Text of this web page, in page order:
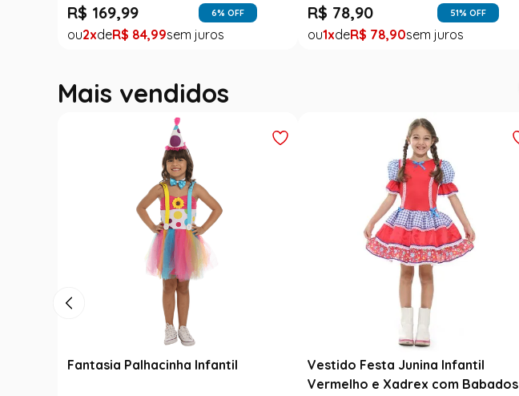
R$ 169,99 6% OFF
2 R$ 84,99
R$ 78,90 51% OFF
1 R$ 78,90
Mais vendidos
Fantasia Palhacinha Infantil
Vestido Festa Junina Infantil
Vermelho e Xadrex com Babados